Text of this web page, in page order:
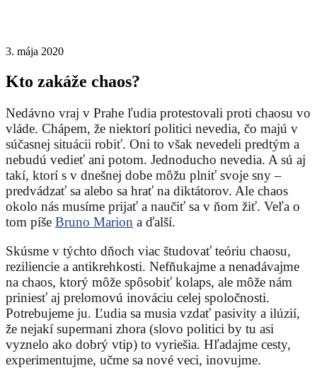
3. mája 2020
Kto zakáže chaos?
Nedávno vraj v Prahe ľudia protestovali proti chaosu vo
vláde. Chápem, že niektorí politici nevedia, čo majú v
súčasnej situácii robiť. Oni to však nevedeli predtým a
nebudú vedieť ani potom. Jednoducho nevedia. A sú aj
takí, ktorí s v dnešnej dobe môžu plniť svoje sny –
predvádzať sa alebo sa hrať na diktátorov. Ale chaos
okolo nás musíme prijať a naučiť sa v ňom žiť. Veľa o
tom píše Bruno Marion a ďalší.
Skúsme v týchto dňoch viac študovať teóriu chaosu,
reziliencie a antikrehkosti. Nefňukajme a nenadávajme
na chaos, ktorý môže spôsobiť kolaps, ale môže nám
priniesť aj prelomovú inováciu celej spoločnosti.
Potrebujeme ju. Ľudia sa musia vzdať pasivity a ilúzií,
že nejakí supermani zhora (slovo politici by tu asi
vyznelo ako dobrý vtip) to vyriešia. Hľadajme cesty,
experimentujme, učme sa nové veci, inovujme.